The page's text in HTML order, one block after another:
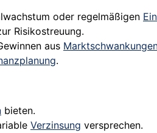
oder regelmäßigen
Risikostreuung.
aus
.
bieten.
Verzinsung versprechen.